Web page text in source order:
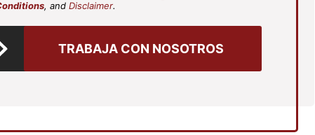
, and Disclaimer.
TRABAJA CON NOSOTROS